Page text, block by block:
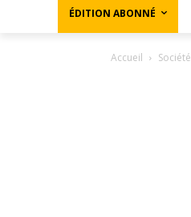
ÉDITION ABONNÉ
Accueil Société